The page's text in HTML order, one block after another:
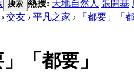
搜索 熱搜: 天地自然人 張開基
› 交友 › 平凡之家 ›
「都要」「都
」「都要」